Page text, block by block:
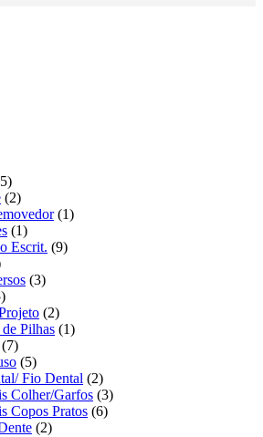
(2)
(1)
(1)
Escrit. (9)
(3)
(2)
Pilhas (1)
(7)
(5)
Fio Dental (2)
Colher/Garfos (3)
Copos Pratos (6)
(2)